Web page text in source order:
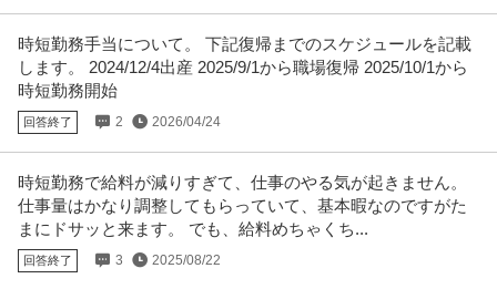
時短勤務手当について。 下記復帰までのスケジュールを記載
します。 2024/12/4出産 2025/9/1から職場復帰 2025/10/1から
時短勤務開始
回答終了 2 2026/04/24
時短勤務で給料が減りすぎて、仕事のやる気が起きません。
仕事量はかなり調整してもらっていて、基本暇なのですがた
まにドサッと来ます。 でも、給料めちゃくち...
回答終了 3 2025/08/22